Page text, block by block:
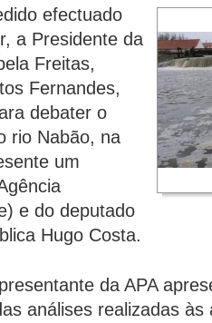
efectuado
a Presidente da
Freitas,
Fernandes,
debater o
rio Nabão, na
um
e do deputado
Hugo Costa.
da APA
análises realizadas